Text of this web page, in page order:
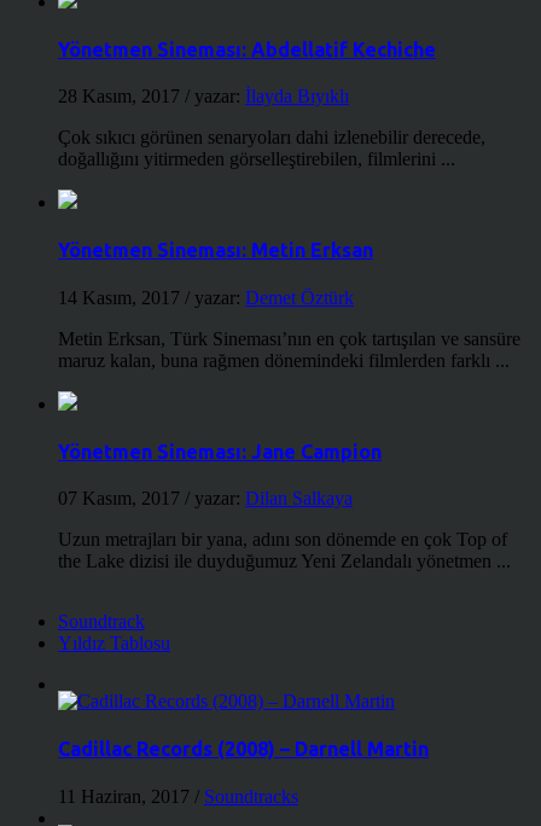
Yönetmen Sineması: Abdellatif Kechiche
28 Kasım, 2017 / yazar: İlayda Bıyıklı
Çok sıkıcı görünen senaryoları dahi izlenebilir derecede,
doğallığını yitirmeden görselleştirebilen, filmlerini ...
Yönetmen Sineması: Metin Erksan
14 Kasım, 2017 / yazar: Demet Öztürk
Metin Erksan, Türk Sineması’nın en çok tartışılan ve sansüre
maruz kalan, buna rağmen dönemindeki filmlerden farklı ...
Yönetmen Sineması: Jane Campion
07 Kasım, 2017 / yazar: Dilan Salkaya
Uzun metrajları bir yana, adını son dönemde en çok Top of
the Lake dizisi ile duyduğumuz Yeni Zelandalı yönetmen ...
Soundtrack
Yıldız Tablosu
Cadillac Records (2008) – Darnell Martin
11 Haziran, 2017 / Soundtracks